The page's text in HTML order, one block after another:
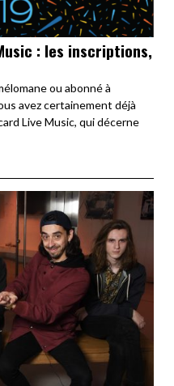
: les inscriptions,
ou abonné à
avez certainement déjà
Live Music, qui décerne